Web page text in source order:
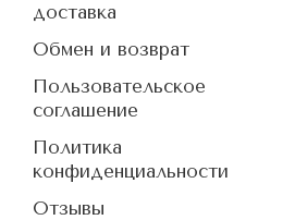
доставка
Обмен и возврат
Пользовательское
соглашение
Политика
конфиденциальности
Отзывы